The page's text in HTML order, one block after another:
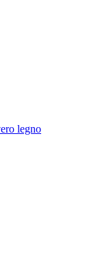
legno